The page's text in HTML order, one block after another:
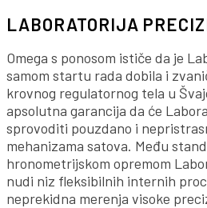
LABORATORIJA
Omega s ponosom ističe da je
samom startu rada dobila i
krovnog regulatornog tela u
apsolutna garancija da će
sprovoditi pouzdano i
mehanizama satova. Među
hronometrijskom opremom
nudi niz fleksibilnih internih
neprekidna merenja visoke